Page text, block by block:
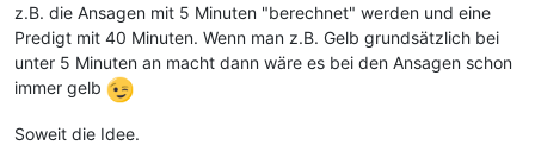
z.B. die Ansagen mit 5 Minuten "berechnet" werden und eine
Predigt mit 40 Minuten. Wenn man z.B. Gelb grundsätzlich bei
unter 5 Minuten an macht dann wäre es bei den Ansagen schon
immer gelb
Soweit die Idee.